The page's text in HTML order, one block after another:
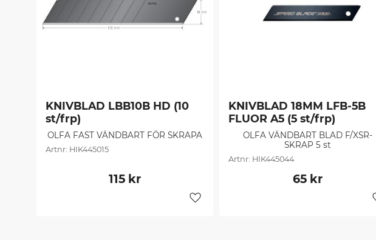
KNIVBLAD LBB10B HD (10
st/frp)
OLFA FAST VÄNDBART FÖR SKRAPA
HIK445015
115 kr
Lägg till i favoriter
KNIVBLAD 18MM LFB-5B
FLUOR A5 (5 st/frp)
OLFA VÄNDBART BLAD F/XSR-
SKRAP 5 st
HIK445044
65 kr